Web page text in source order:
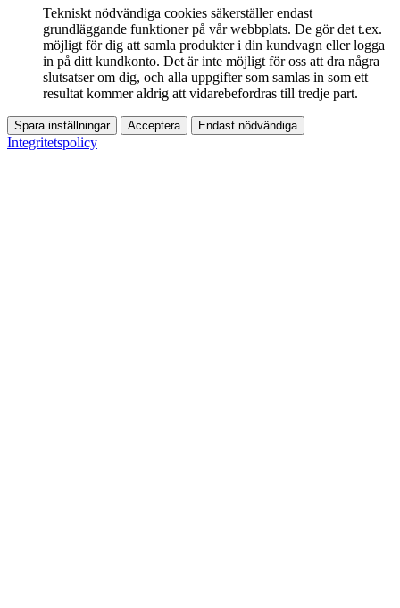
Tekniskt nödvändiga cookies säkerställer endast
grundläggande funktioner på vår webbplats. De gör det t.ex.
möjligt för dig att samla produkter i din kundvagn eller logga
in på ditt kundkonto. Det är inte möjligt för oss att dra några
slutsatser om dig, och alla uppgifter som samlas in som ett
resultat kommer aldrig att vidarebefordras till tredje part.
Spara inställningar Acceptera Endast nödvändiga
Integritetspolicy